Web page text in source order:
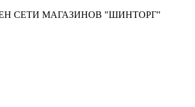
СЕТИ МАГАЗИНОВ "ШИНТОРГ"